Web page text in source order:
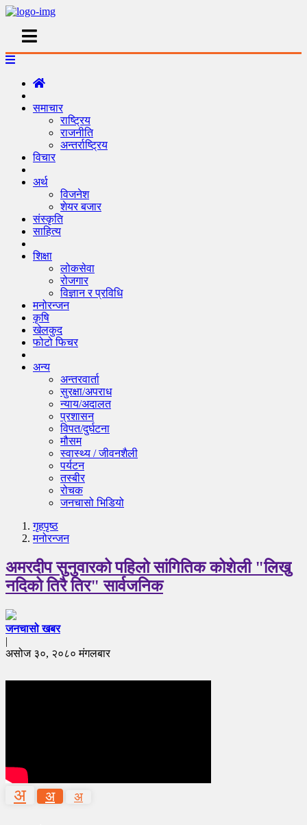
समाचार
राष्ट्रिय
राजनीति
अन्तर्राष्ट्रिय
विचार
अर्थ
विजनेश
शेयर बजार
संस्कृति
साहित्य
शिक्षा
लोकसेवा
रोजगार
विज्ञान र प्रविधि
मनोरन्जन
कृषि
खेलकुद
फोटो फिचर
अन्य
अन्तरवार्ता
सुरक्षा/अपराध
न्याय/अदालत
प्रशासन
विपत/दुर्घटना
मौसम
स्वास्थ्य / जीवनशैली
पर्यटन
तस्बीर
रोचक
जनचासो भिडियो
गृहपृष्‍ठ
मनोरन्जन
अमरदीप सुनुवारको पहिलो सांगितिक कोशेली "लिखु
नदिको तिरै तिर" सार्वजनिक
जनचासो खबर
|
असोज ३०, २०८० मंगलबार
अ अ अ